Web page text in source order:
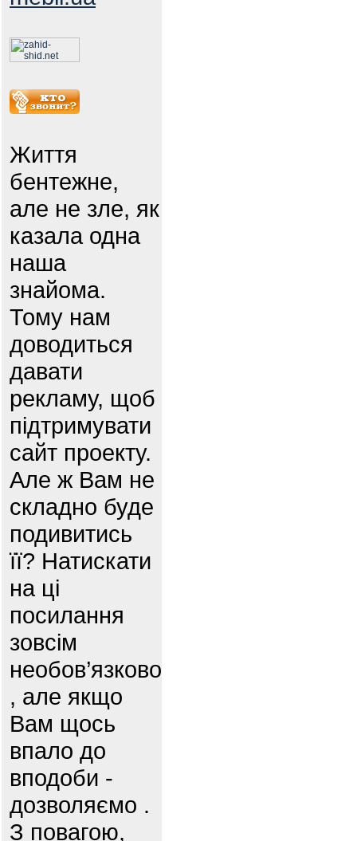
Життя
бентежне,
але не зле, як
казала одна
наша
знайома.
Тому нам
доводиться
давати
рекламу, щоб
підтримувати
сайт проекту.
Але ж Вам не
складно буде
подивитись
її? Натискати
на ці
посилання
зовсім
необов’язково
, але якщо
Вам щось
впало до
вподоби -
дозволяємо .
З повагою,